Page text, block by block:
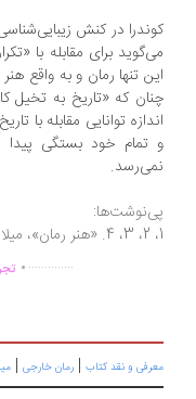
در کنش زیبایی‌شناسی خود
برای مقابله با «تکرار
تنها رمان و به واقع هنر
که «تاریخ به تخیل کافکا
توانایی مقابله با تاریخ را
خود بستگی پیدا
تجربه‌ی ...............
و نقد کتاب|رمان خارجی|میلان کوندرا